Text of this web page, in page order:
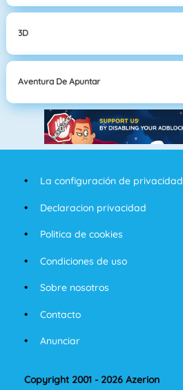
3D
Aventura De Apuntar
La configuración de privacidad
Declaracion privacidad
Politica de cookies
Condiciones de uso
Sobre nosotros
Contacto
Anunciar
Copyright 2001 - 2026 Azerion